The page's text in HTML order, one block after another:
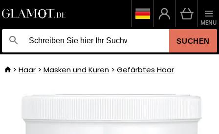
SUCHEN
MENU
Haar Masken und Kuren Gefärbtes Haar